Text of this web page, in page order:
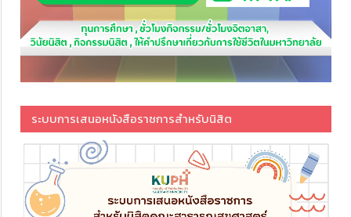
ระบบการเสนอหนังสือราชการสำหรับนิสิต